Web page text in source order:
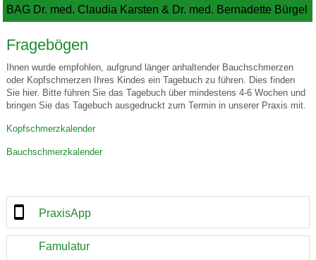
BAG Dr. med. Claudia Karsten & Dr. med. Bernadette Bürgel
Fragebögen
Ihnen wurde empfohlen, aufgrund länger anhaltender Bauchschmerzen
oder Kopfschmerzen Ihres Kindes ein Tagebuch zu führen. Dies finden
Sie hier. Bitte führen Sie das Tagebuch über mindestens 4-6 Wochen und
bringen Sie das Tagebuch ausgedruckt zum Termin in unserer Praxis mit.
Kopfschmerzkalender
Bauchschmerzkalender
PraxisApp
Famulatur